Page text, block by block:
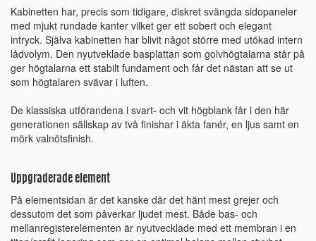
Kabinetten har, precis som tidigare, diskret svängda sidopaneler
med mjukt rundade kanter vilket ger ett sobert och elegant
intryck. Själva kabinetten har blivit något större med utökad intern
lådvolym. Den nyutveklade basplattan som golvhögtalarna står på
ger högtalarna ett stabilt fundament och får det nästan att se ut
som högtalaren svävar i luften.
De klassiska utförandena i svart- och vit högblank får i den här
generationen sällskap av två finishar i äkta fanér, en ljus samt en
mörk valnötsfinish.
Uppgraderade element
På elementsidan är det kanske där det hänt mest grejer och
dessutom det som påverkar ljudet mest. Både bas- och
mellanregisterelementen är nyutvecklade med ett membran i en